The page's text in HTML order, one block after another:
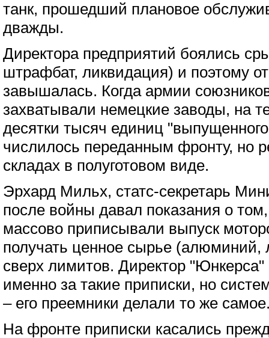
танк, прошедший плановое
дважды.
Директора предприятий боялись
штрафбат, ликвидация) и поэтому
завышалась. Когда армии
захватывали немецкие заводы, на
десятки тысяч единиц
числилось переданным фронту, но
складах в полуготовом виде.
Эрхард Мильх, статс-секретарь
после войны давал показания о
массово приписывали выпуск
получать ценное сырье (алюминий,
сверх лимитов. Директор "Юнкерса"
именно за такие приписки, но
– его преемники делали то же
На фронте приписки касались